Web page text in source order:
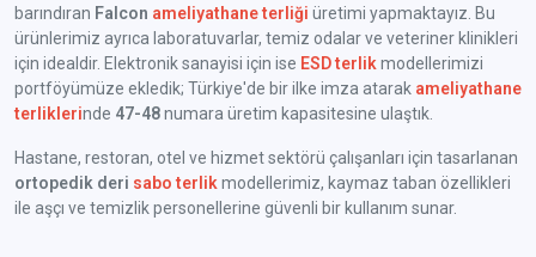
barındıran Falcon ameliyathane terliği üretimi yapmaktayız. Bu
ürünlerimiz ayrıca laboratuvarlar, temiz odalar ve veteriner klinikleri
için idealdir. Elektronik sanayisi için ise ESD terlik modellerimizi
portföyümüze ekledik; Türkiye'de bir ilke imza atarak ameliyathane
terliklerinde 47-48numara üretim kapasitesine ulaştık.
Hastane, restoran, otel ve hizmet sektörü çalışanları için tasarlanan
ortopedik deri sabo terlik modellerimiz, kaymaz taban özellikleri
ile aşçı ve temizlik personellerine güvenli bir kullanım sunar.